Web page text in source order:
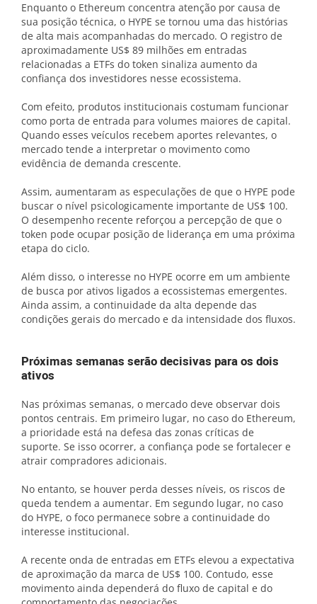
Enquanto o Ethereum concentra atenção por causa de
sua posição técnica, o HYPE se tornou uma das histórias
de alta mais acompanhadas do mercado. O registro de
aproximadamente US$ 89 milhões em entradas
relacionadas a ETFs do token sinaliza aumento da
confiança dos investidores nesse ecossistema.
Com efeito, produtos institucionais costumam funcionar
como porta de entrada para volumes maiores de capital.
Quando esses veículos recebem aportes relevantes, o
mercado tende a interpretar o movimento como
evidência de demanda crescente.
Assim, aumentaram as especulações de que o HYPE pode
buscar o nível psicologicamente importante de US$ 100.
O desempenho recente reforçou a percepção de que o
token pode ocupar posição de liderança em uma próxima
etapa do ciclo.
Além disso, o interesse no HYPE ocorre em um ambiente
de busca por ativos ligados a ecossistemas emergentes.
Ainda assim, a continuidade da alta depende das
condições gerais do mercado e da intensidade dos fluxos.
Próximas semanas serão decisivas para os dois
ativos
Nas próximas semanas, o mercado deve observar dois
pontos centrais. Em primeiro lugar, no caso do Ethereum,
a prioridade está na defesa das zonas críticas de
suporte. Se isso ocorrer, a confiança pode se fortalecer e
atrair compradores adicionais.
No entanto, se houver perda desses níveis, os riscos de
queda tendem a aumentar. Em segundo lugar, no caso
do HYPE, o foco permanece sobre a continuidade do
interesse institucional.
A recente onda de entradas em ETFs elevou a expectativa
de aproximação da marca de US$ 100. Contudo, esse
movimento ainda dependerá do fluxo de capital e do